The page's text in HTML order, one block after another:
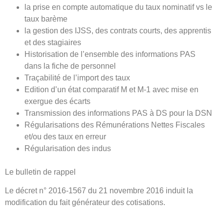
la prise en compte automatique du taux nominatif vs le
taux barème
la gestion des IJSS, des contrats courts, des apprentis
et des stagiaires
Historisation de l’ensemble des informations PAS
dans la fiche de personnel
Traçabilité de l’import des taux
Edition d’un état comparatif M et M-1 avec mise en
exergue des écarts
Transmission des informations PAS à DS pour la DSN
Régularisations des Rémunérations Nettes Fiscales
et/ou des taux en erreur
Régularisation des indus
Le bulletin de rappel
Le décret n° 2016-1567 du 21 novembre 2016 induit la
modification du fait générateur des cotisations.